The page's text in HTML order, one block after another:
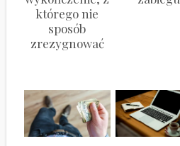
którego nie
sposób
zrezygnować